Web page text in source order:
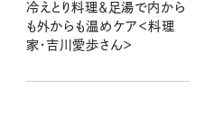
冷えとり料理＆足湯で内から
も外からも温めケア＜料理
家・吉川愛歩さん＞